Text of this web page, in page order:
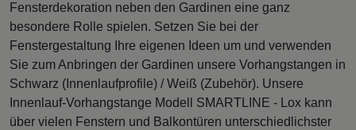
Fensterdekoration neben den Gardinen eine ganz
besondere Rolle spielen. Setzen Sie bei der
Fenstergestaltung Ihre eigenen Ideen um und verwenden
Sie zum Anbringen der Gardinen unsere Vorhangstangen in
Schwarz (Innenlaufprofile) / Weiß (Zubehör). Unsere
Innenlauf-Vorhangstange Modell SMARTLINE - Lox kann
über vielen Fenstern und Balkontüren unterschiedlichster